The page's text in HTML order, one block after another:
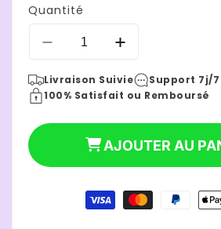
habituel
40,90 €
Quantité
Réduire
quantité
de
berry
Augmenter
quantité
de
|
berry
Livraison Suivie
Support 7j/7
100% Satisfait ou Remboursé
AJOUTER AU